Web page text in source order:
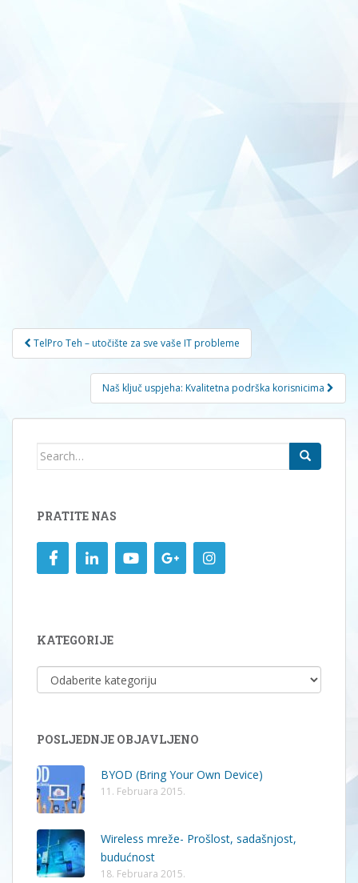
Navigacija
članaka
TelPro Teh – utočište za sve vaše IT probleme
Naš ključ uspjeha: Kvalitetna podrška korisnicima
Search
PRATITE NAS
KATEGORIJE
KATEGORIJE
POSLJEDNJE OBJAVLJENO
BYOD (Bring Your Own Device)
11. Februara 2015.
Wireless mreže- Prošlost, sadašnjost,
budućnost
18. Februara 2015.